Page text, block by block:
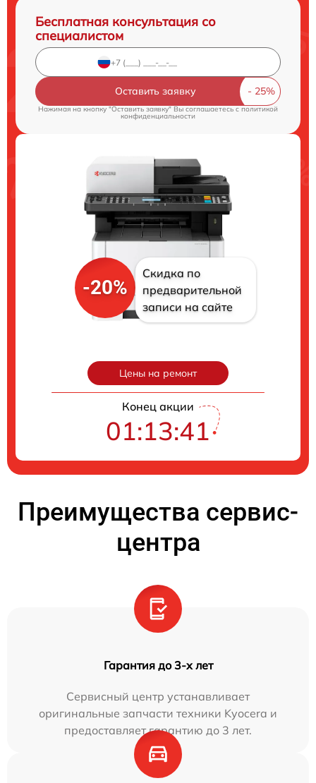
Бесплатная консультация со
специалистом
Оставить заявку
Нажимая на кнопку "Оставить заявку" Вы соглашаетесь cполитикой
конфиденциальности
-20%
Скидка по
предварительной
записи на сайте
Цены на ремонт
Конец акции
01:13:40
Преимущества сервис-
центра
Гарантия до 3-х лет
Сервисный центр устанавливает
оригинальные запчасти техники Kyocera и
предоставляет гарантию до 3 лет.